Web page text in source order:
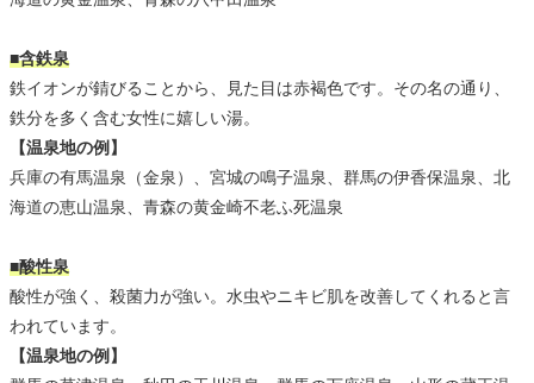
■含鉄泉
鉄イオンが錆びることから、見た目は赤褐色です。その名の通り、
鉄分を多く含む女性に嬉しい湯。
【温泉地の例】
兵庫の有馬温泉（金泉）、宮城の鳴子温泉、群馬の伊香保温泉、北
海道の恵山温泉、青森の黄金崎不老ふ死温泉
■酸性泉
酸性が強く、殺菌力が強い。水虫やニキビ肌を改善してくれると言
われています。
【温泉地の例】